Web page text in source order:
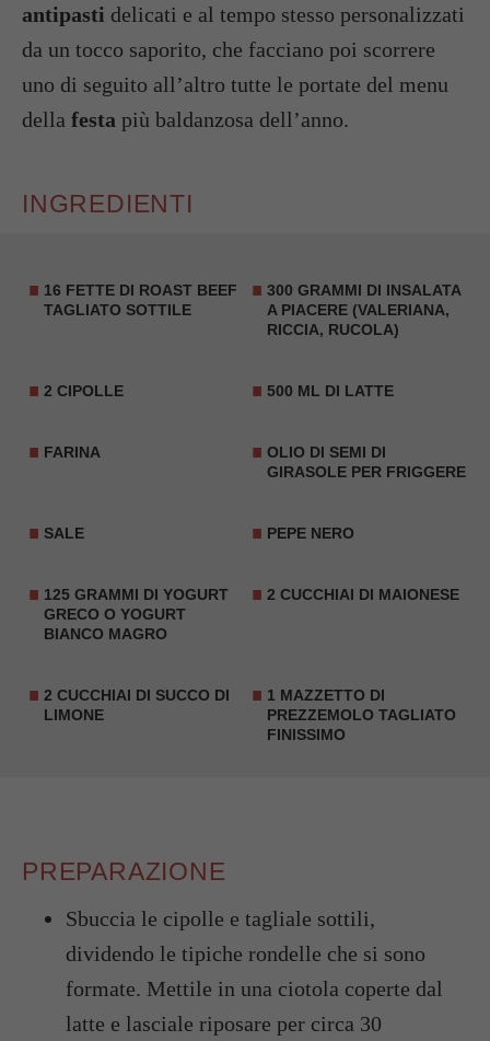
antipasti delicati e al tempo stesso personalizzati
da un tocco saporito, che facciano poi scorrere
uno di seguito all’altro tutte le portate del menu
della festa più baldanzosa dell’anno.
INGREDIENTI
16 FETTE DI ROAST BEEF
TAGLIATO SOTTILE
300 GRAMMI DI INSALATA
A PIACERE (VALERIANA,
RICCIA, RUCOLA)
2 CIPOLLE 500 ML DI LATTE
FARINA
OLIO DI SEMI DI
GIRASOLE PER FRIGGERE
SALE PEPE NERO
125 GRAMMI DI YOGURT
GRECO O YOGURT
BIANCO MAGRO
2 CUCCHIAI DI MAIONESE
2 CUCCHIAI DI SUCCO DI
LIMONE
1 MAZZETTO DI
PREZZEMOLO TAGLIATO
FINISSIMO
PREPARAZIONE
Sbuccia le cipolle e tagliale sottili,
dividendo le tipiche rondelle che si sono
formate. Mettile in una ciotola coperte dal
latte e lasciale riposare per circa 30